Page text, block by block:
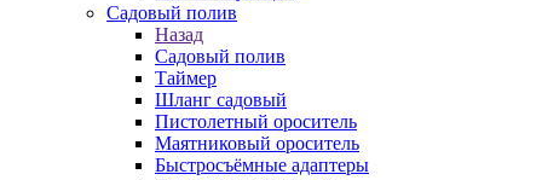
Садовый полив
Назад
Садовый полив
Таймер
Шланг садовый
Пистолетный ороситель
Маятниковый ороситель
Быстросъёмные адаптеры